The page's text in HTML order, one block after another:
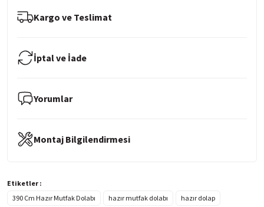
Kargo ve Teslimat
İptal ve İade
Yorumlar
Montaj Bilgilendirmesi
Etiketler :
390 Cm Hazır Mutfak Dolabı
hazır mutfak dolabı
hazır dolap